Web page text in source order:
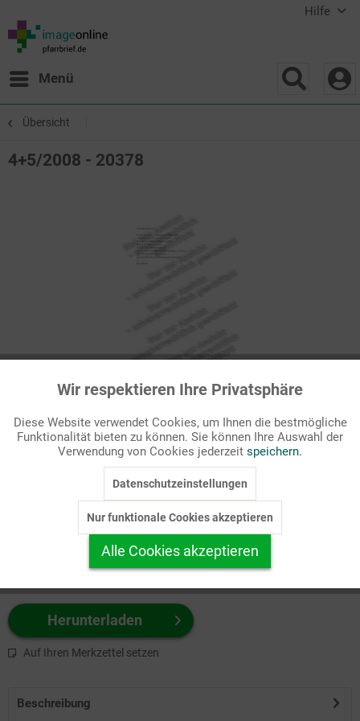
Hilfe
Menü
Übersicht
4+5/2008 - 20378
Passende Stichworte
Kindergarten/Schule, Lebenskreis
zuerst Ihr Produktformat aus.
z.B. Farbe-Grafik, Schwarz-Weiß-Grafik, mit/ohne Text ...
Herunterladen
Auf Ihren Merkzettel setzen
Beschreibung
Funktionale Aktiv
Marketing Inaktiv
Personalisierung Inaktiv
Service
Wir respektieren Ihre Privatsphäre
Diese Website verwendet Cookies, um Ihnen die bestmögliche
Funktionalität bieten zu können. Sie können Ihre Auswahl der
Verwendung von Cookies jederzeit speichern.
Datenschutzeinstellungen
Nur funktionale Cookies akzeptieren
Alle Cookies akzeptieren